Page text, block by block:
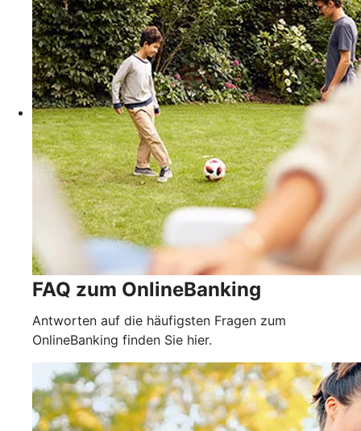
FAQ zum OnlineBanking
Antworten auf die häufigsten Fragen zum
OnlineBanking finden Sie hier.